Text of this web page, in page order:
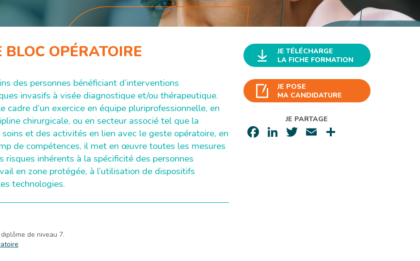
OPÉRATOIRE
des personnes bénéficiant d’interventions
invasifs à visée diagnostique et/ou thérapeutique.
d’un exercice en équipe pluriprofessionnelle, en
chirurgicale, ou en secteur associé tel que la
et des activités en lien avec le geste opératoire, en
de compétences, il met en œuvre toutes les mesures
inhérents à la spécificité des personnes
en zone protégée, à l’utilisation de dispositifs
technologies.
de niveau 7.
JE TÉLÉCHARGE
LA FICHE FORMATION
JE POSE
MA CANDIDATURE
JE PARTAGE
Facebook
LinkedIn
Twitter
Email